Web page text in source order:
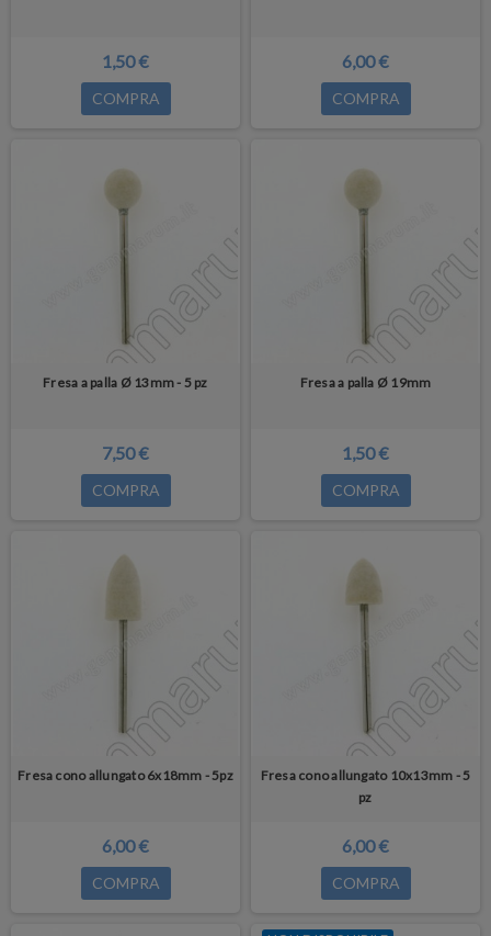
1,50 €
COMPRA
6,00 €
COMPRA
Fresa a palla Ø 13mm - 5 pz
7,50 €
COMPRA
Fresa a palla Ø 19mm
1,50 €
COMPRA
Fresa cono allungato 6x18mm - 5pz
6,00 €
COMPRA
Fresa cono allungato 10x13mm - 5
pz
6,00 €
COMPRA